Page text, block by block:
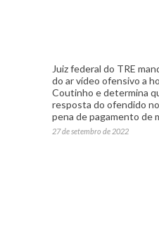
Juiz federal do TRE
do ar vídeo ofensivo a
Coutinho e determina
resposta do ofendido
pena de pagamento de
27 de setembro de 2022